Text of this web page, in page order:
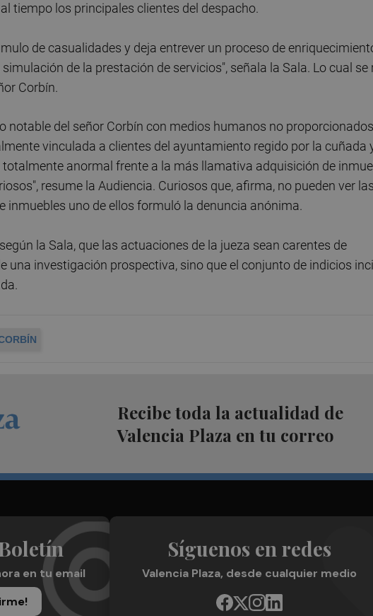
tiempo los principales clientes del despacho.
de casualidades y deja entrever un proceso de
de la prestación de servicios", señala la Sala. Lo cual se
Corbín.
notable del señor Corbín con medios humanos no
vinculada a clientes del ayuntamiento regido por la cuñada
anormal frente a la más llamativa adquisición de
resume la Audiencia. Curiosos que, afirma, no pueden ver
inmuebles uno de ellos formuló la denuncia anónima.
la Sala, que las actuaciones de la jueza sean carentes de
una investigación prospectiva, sino que el conjunto de indicios
Recibe toda la actualidad de
Valencia Plaza en tu correo
en tu email
Síguenos en redes
Valencia Plaza, desde cualquier medio